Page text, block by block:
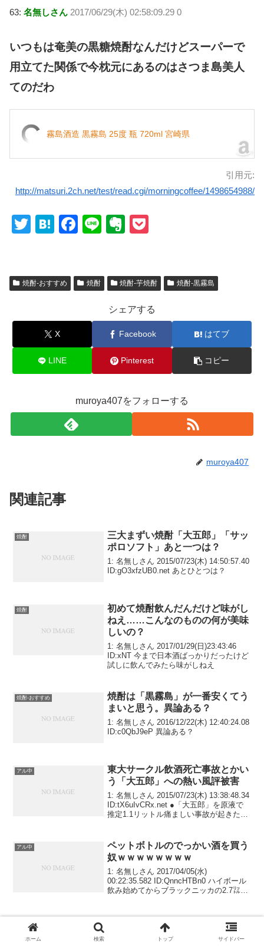
63: 名無しさん 2017/06/29(木) 02:58:09.29 0
いつもは奄美の黒糖焼酎なんだけどスーパーで
用立てた関係で今枕元にあるのはさつま島美人
てのだわ
霧島酒造 黒霧島 25度 瓶 720ml 宮崎県
引用元:
http://matsuri.2ch.net/test/read.cgi/morningcoffee/1498654988/
T
er
H
n
F
e
o
Li
E
n
e
et
焼酎-おすすめ 焼酎 焼酎-芋焼酎 焼酎-黒霧島
シェアする
X Facebook はてブ
LINE Pinterest コピー
muroya407をフォローする
muroya407
関連記事
焼酎
三大まずい焼酎「大五郎」「サッ
ポロソフト」あと一つは？
1: 名無しさん 2015/07/23(木) 14:50:57.40
ID:gO3xfzUB0.net あとひとつは？
焼酎
初めて焼酎飲んだんだけど味がし
ねえ……こんなのものの何が美味
しいの？
1: 名無しさん 2017/01/29(日)23:43:46
ID:xNT 今まで日本酒ばっかりだったけど
試しに飲んでみたら味がしねえ
焼酎-おすすめ
焼酎は「黒霧島」が一番安くてう
まいと思う。異論ある？
1: 名無しさん 2016/12/22(木) 12:40:24.08
ID:c0QbJ9eP 異論ある？
アル中
東大サークル飲酒死亡事故とかい
う「大五郎」への熱い風評被害
1: 名無しさん 2015/07/23(木) 13:38:48.34
ID:tX6uIvCRx.net ●「大五郎」を原液で
推定1.1リットル痛ましい事故が起きたの
アル中
ペットボトルのでっかい酒を買う
奴ｗｗｗｗｗｗｗｗ
1: 名無しさん 2017/04/05(水)
00:22:35.582 ID:QnncHTBn0 ハイボール
飲み始めてからブラックニッカの2.7㍑買
アル中
ふざけてビールに焼酎やウイスキ
ー入れるの止めろよ 死ぬぞ
ホーム 検索 トップ サイドバー